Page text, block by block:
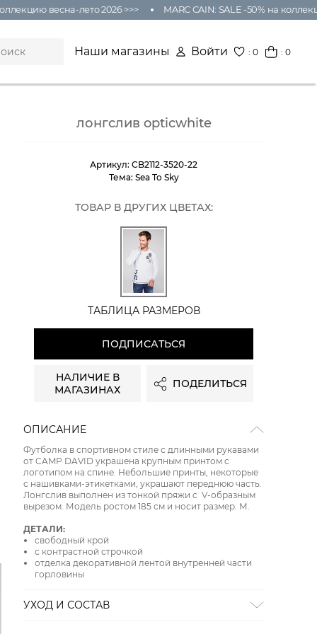
весна-лето 2026 >>> MARC CAIN: SALE -50% на
Наши магазины Войти :0 : 0
лонгслив opticwhite
Артикул:CB2112-3520-22
Тема: Sea To Sky
ТОВАР В ДРУГИХ ЦВЕТАХ:
ТАБЛИЦА РАЗМЕРОВ
ПОДПИСАТЬСЯ
НАЛИЧИЕ В
МАГАЗИНАХ
ПОДЕЛИТЬСЯ
ОПИСАНИЕ
Футболка в спортивном стиле с длинными рукавами
от CAMP DAVID украшена крупным принтом с
логотипом на спине. Небольшие принты, некоторые
с нашивками-этикетками, украшают переднюю часть.
Лонгслив выполнен из тонкой пряжи с V-образным
вырезом. Модель ростом 185 см и носит размер. М.
ДЕТАЛИ:
свободный крой
с контрастной строчкой
отделка декоративной лентой внутренней части
горловины
УХОД И СОСТАВ